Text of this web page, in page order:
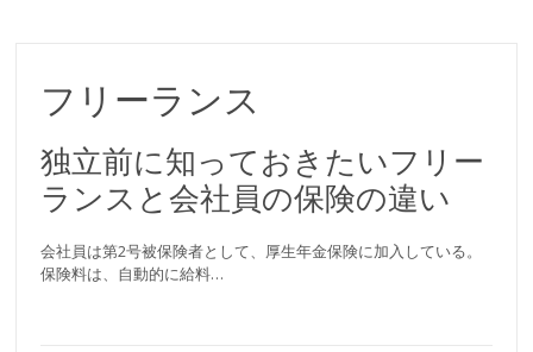
フリーランス
独立前に知っておきたいフリー
ランスと会社員の保険の違い
会社員は第2号被保険者として、厚生年金保険に加入している。
保険料は、自動的に給料…